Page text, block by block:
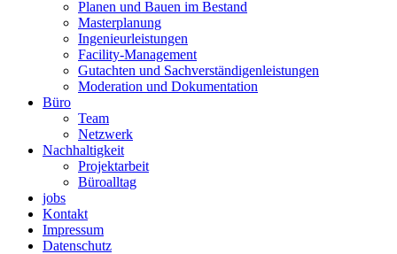
Planen und Bauen im Bestand
Masterplanung
Ingenieurleistungen
Facility-Management
Gutachten und Sachverständigenleistungen
Moderation und Dokumentation
Büro
Team
Netzwerk
Nachhaltigkeit
Projektarbeit
Büroalltag
jobs
Kontakt
Impressum
Datenschutz